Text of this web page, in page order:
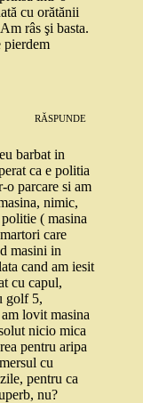
cu orătănii
râs şi basta.
pierdem
RĂSPUNDE
barbat in
ca e politia
o parcare si am
nimic,
( masina
care
masini in
cand am iesit
cu capul,
golf 5,
lovit masina
nicio mica
pentru aripa
cu
pentru ca
nu?